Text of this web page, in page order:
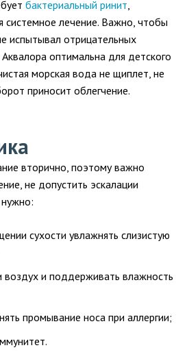
бактериальный ринит,
системное лечение. Важно, чтобы
испытывал отрицательных
оптимальна для детского
морская вода не щиплет, не
приносит облегчение.
вторично, поэтому важно
не допустить эскалации
сухости увлажнять слизистую
и поддерживать влажность
промывание носа при аллергии;